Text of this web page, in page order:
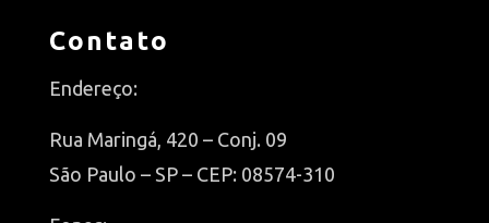
Contato
Endereço:
Rua Maringá, 420 – Conj. 09
São Paulo – SP – CEP: 08574-310